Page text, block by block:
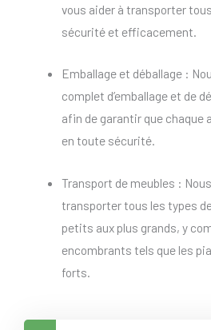
vous aider à transporter
sécurité et efficacement.
Emballage et déballage :
complet d’emballage et de
afin de garantir que
en toute sécurité.
Transport de meubles :
transporter tous les types
petits aux plus grands, y
encombrants tels que les
forts.